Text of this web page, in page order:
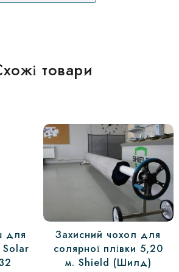
товари
для
Захисний чохол для
солярної плівки 5,20
м. Shield (Шилд)